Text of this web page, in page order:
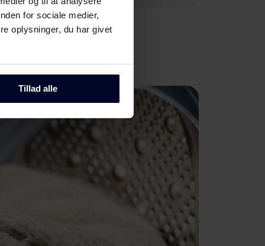
for sociale medier,
oplysninger, du har givet
Tillad alle